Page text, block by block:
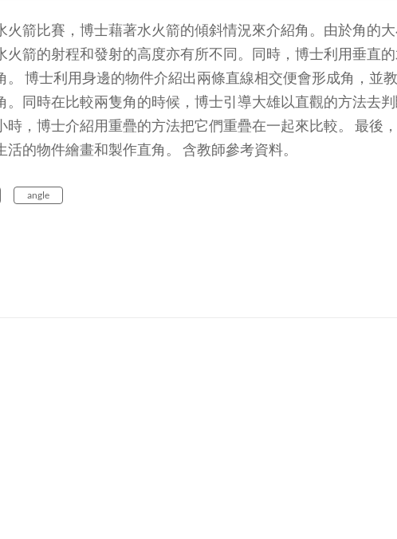
火箭比賽，博士藉著水火箭的傾斜情況來介紹角。由於角的
火箭的射程和發射的高度亦有所不同。同時，博士利用垂直
博士利用身邊的物件介紹出兩條直線相交便會形成角，並
。同時在比較兩隻角的時候，博士引導大雄以直觀的方法去
，博士介紹用重疊的方法把它們重疊在一起來比較。 最後
的物件繪畫和製作直角。 含教師參考資料。
angle